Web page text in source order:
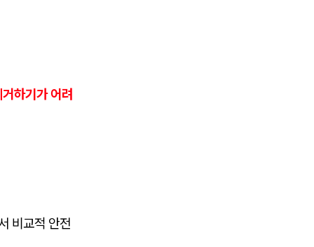
하기가 어려
비교적 안전